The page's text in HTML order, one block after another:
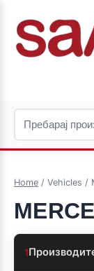
Home / Vehicles /
1